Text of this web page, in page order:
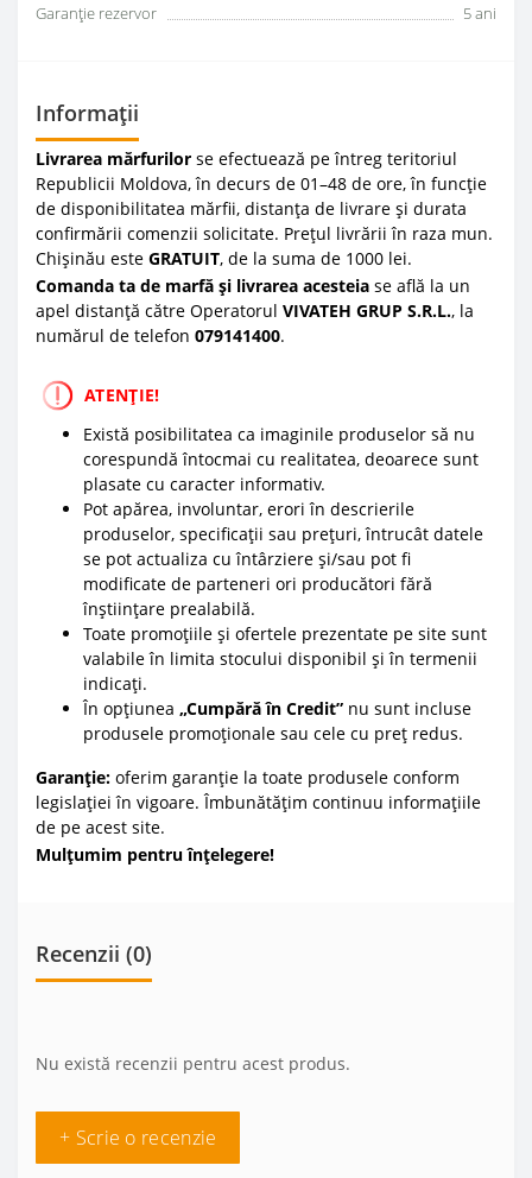
Garanţie rezervor
5 ani
Informații
Livrarea mărfurilor se efectuează pe întreg teritoriul
Republicii Moldova, în decurs de 01–48 de ore, în funcție
de disponibilitatea mărfii, distanța de livrare și durata
confirmării comenzii solicitate. Prețul livrării în raza mun.
Chișinău este GRATUIT, de la suma de 1000 lei.
Comanda ta de marfă și livrarea acesteia se află la un
apel distanță către Operatorul VIVATEH GRUP S.R.L., la
numărul de telefon 079141400.
ATENȚIE!
Există posibilitatea ca imaginile produselor să nu
corespundă întocmai cu realitatea, deoarece sunt
plasate cu caracter informativ.
Pot apărea, involuntar, erori în descrierile
produselor, specificații sau prețuri, întrucât datele
se pot actualiza cu întârziere și/sau pot fi
modificate de parteneri ori producători fără
înștiințare prealabilă.
Toate promoțiile și ofertele prezentate pe site sunt
valabile în limita stocului disponibil și în termenii
indicați.
În opțiunea „Cumpără în Credit” nu sunt incluse
produsele promoționale sau cele cu preț redus.
Garanție: oferim garanție la toate produsele conform
legislației în vigoare. Îmbunătățim continuu informațiile
de pe acest site.
Mulțumim pentru înțelegere!
Recenzii (0)
Nu există recenzii pentru acest produs.
+ Scrie o recenzie